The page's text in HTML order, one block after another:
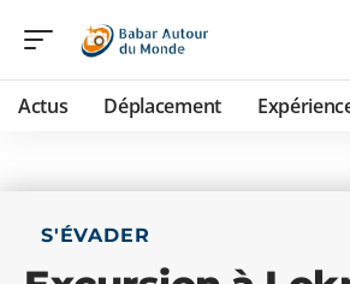
Actus Déplacement
S'ÉVADER